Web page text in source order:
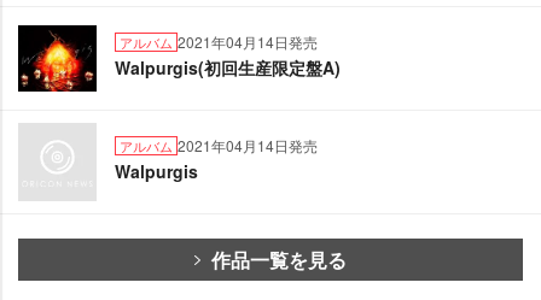
アルバム 2021年04月14日発売
Walpurgis(初回生産限定盤A)
アルバム 2021年04月14日発売
Walpurgis
作品一覧を見る